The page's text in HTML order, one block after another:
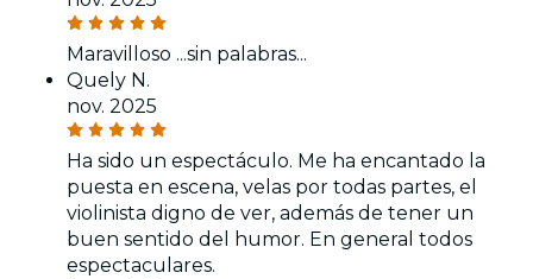
Maravilloso ...sin palabras...
Quely N.
nov. 2025
Ha sido un espectáculo. Me ha encantado la
puesta en escena, velas por todas partes, el
violinista digno de ver, además de tener un
buen sentido del humor. En general todos
espectaculares.